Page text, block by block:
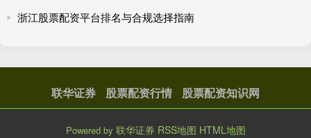
浙江股票配资平台排名与合规选择指南
联华证券 股票配资行情 股票配资知识网
Powered by 联华证券 RSS地图 HTML地图